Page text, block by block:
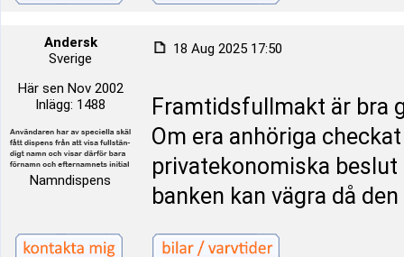
Andersk
Sverige
Här sen Nov 2002
Inlägg: 1488
Namndispens
18 Aug 2025 17:50
Framtidsfullmakt är bra
Om era anhöriga
privatekonomiska
banken kan vägra då